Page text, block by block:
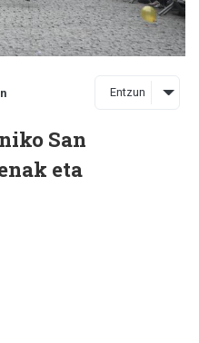
Entzun
San
eta